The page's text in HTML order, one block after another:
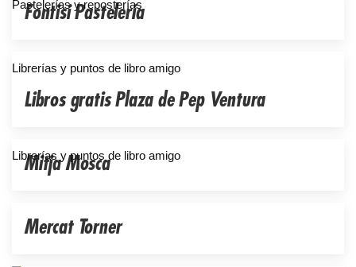
Fontisi Pastelería
Pastelerías y reposterías
Libros gratis Plaza de Pep Ventura
Librerías y puntos de libro amigo
Mitja Mosca
Librerías y puntos de libro amigo
Mercat Torner